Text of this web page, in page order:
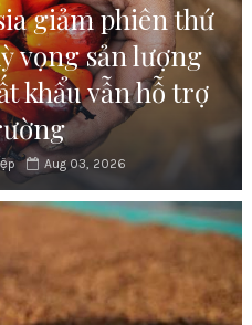
giảm phiên thứ
vọng sản lượng
khẩu vẫn hỗ trợ
Aug 03, 2026